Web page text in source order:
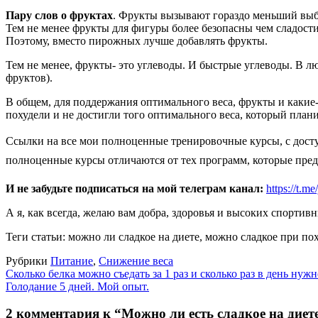
Пару слов о фруктах. Фрукты вызывают гораздо меньший
Тем не менее фрукты для фигуры более безопасны чем
Поэтому, вместо пирожных лучше добавлять фрукты.
Тем не менее, фрукты- это углеводы. И быстрые углеводы. В
фруктов).
В общем, для поддержания оптимального веса, фрукты и
похудели и не достигли того оптимального веса, который
Ссылки на все мои полноценные тренировочные курсы, с
полноценные курсы отличаются от тех программ, которые
И не забудьте подписаться на мой телеграм канал: https://
А я, как всегда, желаю вам добра, здоровья и высоких
Теги статьи: можно ли сладкое на диете, можно сладкое при
Рубрики Питание, Снижение веса
Сколько белка можно съедать за 1 раз и сколько раз в день
Голодание 5 дней. Мой опыт.
2 комментария к “Можно ли есть сладкое на